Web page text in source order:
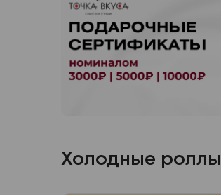
Холодные роллы